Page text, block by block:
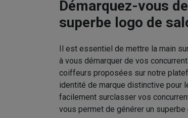
Démarquez-vous
superbe logo de
Il est essentiel de mettre la main
à vous démarquer de vos
coiffeurs proposées sur notre
identité de marque distinctive pour
facilement surclasser vos
vous permet de générer un